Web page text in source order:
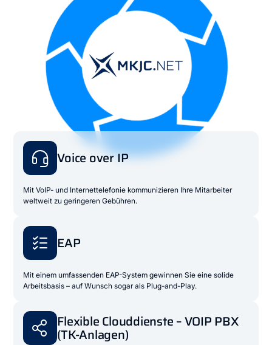
Voice over IP
Mit VoIP- und Internettelefonie kommunizieren Ihre Mitarbeiter
weltweit zu geringeren Gebühren.
EAP
Mit einem umfassenden EAP-System gewinnen Sie eine solide
Arbeitsbasis – auf Wunsch sogar als Plug-and-Play.
Flexible Clouddienste – VOIP PBX
(TK-Anlagen)